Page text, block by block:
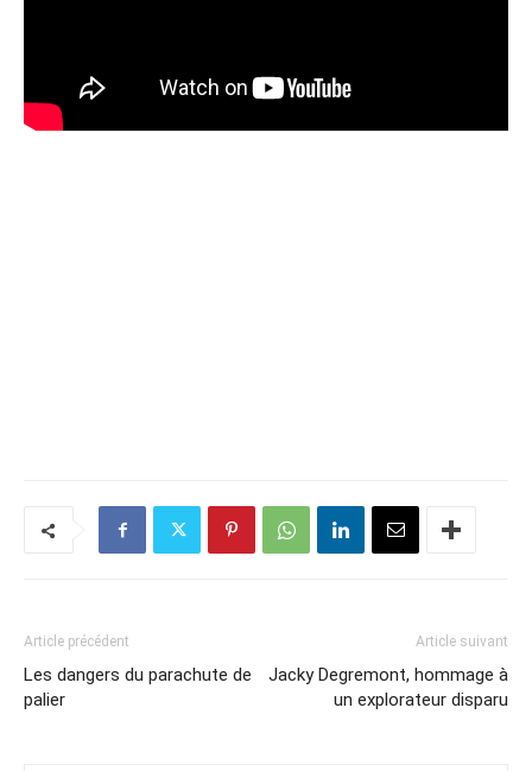
Article précédent
Les dangers du parachute de
palier
Article suivant
Jacky Degremont, hommage à
un explorateur disparu